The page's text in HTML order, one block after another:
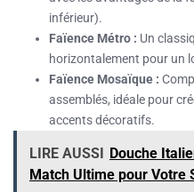
inférieur).
Faïence Métro : Un
horizontalement pour un
Faïence Mosaïque :
assemblés, idéale pour
accents décoratifs.
LIRE AUSSI Douche
Match Ultime pour Votre